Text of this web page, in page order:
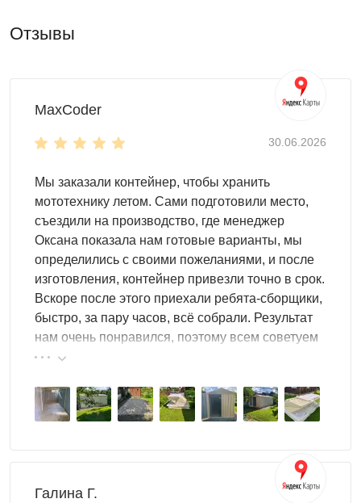
Чтобы подобрать идеальный дизайн, сообщите нам
базовый дизайн из оцинкованной стали
использование печати
Для успешного размещения содержимого внутри можно
установить:
полки и шкафы
стеллажи и паллеты
ящики и крючки для инструментов
Особенности модели
Просторный корпус длиной 6 м – идеальная
несколько мотоциклов и многое другое.
Крыша контейнера – прочная и надежная. Она
Настил пола - OSB плита 18 мм толщиной
Отзывы
MaxCoder
30.06.2026
Мы заказали контейнер, чтобы хранить
мототехнику летом. Сами подготовили место,
съездили на производство, где менеджер
Оксана показала нам готовые варианты, мы
определились с своими пожеланиями, и после
изготовления, контейнер привезли точно в срок.
Вскоре после этого приехали ребята-сборщики,
быстро, за пару часов, всё собрали. Результат
нам очень понравился, поэтому всем советуем
эту фирму.
Галина Г.